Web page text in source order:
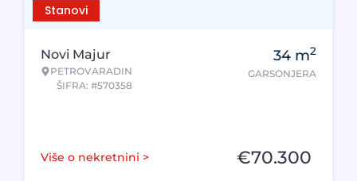
Stanovi
Novi Majur
PETROVARADIN
ŠIFRA: #570358
34 m2
GARSONJERA
Više o nekretnini > €70.300